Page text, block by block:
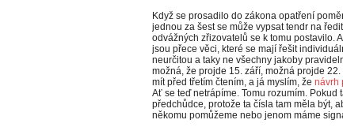
Když se prosadilo do zákona opatření
jednou za šest se může vypsat tendr na
odvážných zřizovatelů se k tomu postavilo.
jsou přece věci, které se mají řešit
neurčitou a taky ne všechny jakoby
možná, že projde 15. září, možná projde
mít před třetím čtením, a já myslím, že návrh
Ať se teď netrápíme. Tomu rozumím.
předchůdce, protože ta čísla tam měla být,
někomu pomůžeme nebo jenom máme